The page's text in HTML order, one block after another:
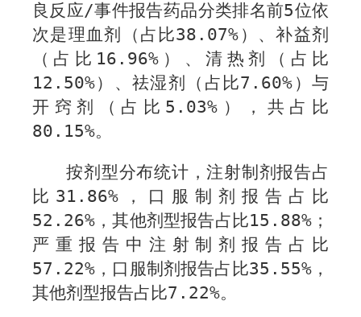
良反应/事件报告药品分类排名前5位依
次是理血剂（占比38.07% ）、补益剂
（占比 16.96% ）、清热剂（占比
12.50%）、祛湿剂（占比7.60% ）与
开窍剂（占比 5.03% ），共占比
80.15%。
按剂型分布统计，注射制剂报告占
比 31.86% ，口服制剂报告占比
52.26% ，其他剂型报告占比15.88% ；
严重报告中注射制剂报告占比
57.22% ，口服制剂报告占比35.55%，
其他剂型报告占比7.22%。